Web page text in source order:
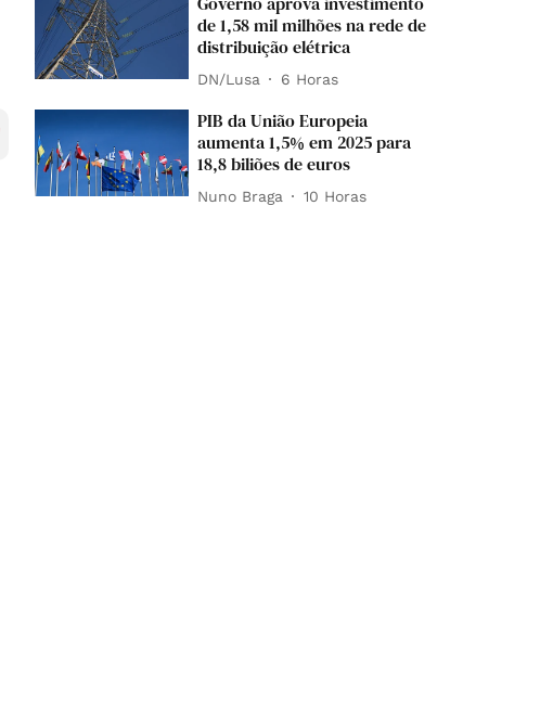
de 1,58 mil milhões na rede de
distribuição elétrica
DN/Lusa 6 Horas
PIB da União Europeia
aumenta 1,5% em 2025 para
18,8 biliões de euros
Nuno Braga 10 Horas